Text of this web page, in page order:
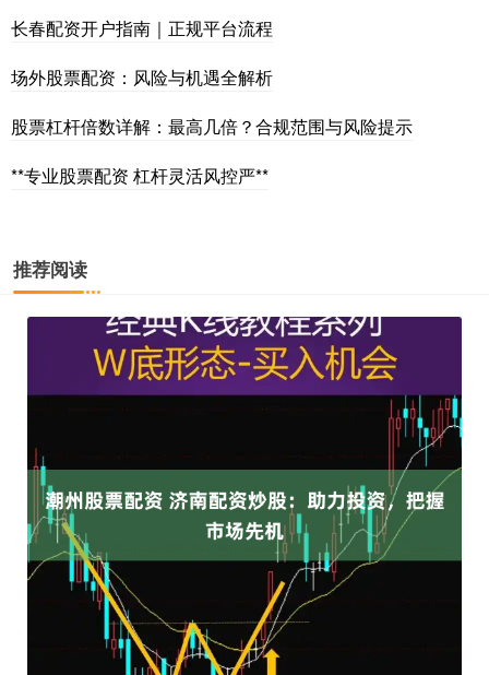
长春配资开户指南｜正规平台流程
场外股票配资：风险与机遇全解析
股票杠杆倍数详解：最高几倍？合规范围与风险提示
**专业股票配资 杠杆灵活风控严**
推荐阅读